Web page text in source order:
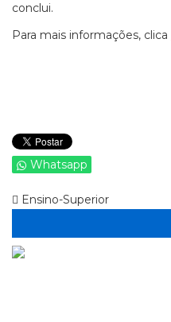
conclui.
Para mais informações, clica
Whatsapp
Ensino-Superior